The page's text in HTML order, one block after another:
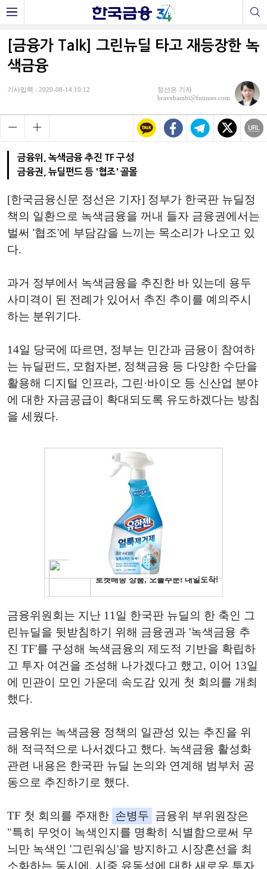
[금융가 Talk] 그린뉴딜 타고 재등장한 녹
색금융
기사입력 : 2020-08-14 10:12
정선은 기자
bravebambi@fntimes.com
금융위, 녹색금융 추진 TF 구성
금융권, 뉴딜펀드 등 '협조' 골몰
[한국금융신문 정선은 기자] 정부가 한국판 뉴딜정
책의 일환으로 녹색금융을 꺼내 들자 금융권에서는
벌써 '협조'에 부담감을 느끼는 목소리가 나오고 있
다.
과거 정부에서 녹색금융을 추진한 바 있는데 용두
사미격이 된 전례가 있어서 추진 추이를 예의주시
하는 분위기다.
14일 당국에 따르면, 정부는 민간과 금융이 참여하
는 뉴딜펀드, 모험자본, 정책금융 등 다양한 수단을
활용해 디지털 인프라, 그린·바이오 등 신산업 분야
에 대한 자금공급이 확대되도록 유도하겠다는 방침
을 세웠다.
금융위원회는 지난 11일 한국판 뉴딜의 한 축인 그
린뉴딜을 뒷받침하기 위해 금융권과 '녹색금융 추
진 TF'를 구성해 녹색금융의 제도적 기반을 확립하
고 투자 여건을 조성해 나가겠다고 했고, 이어 13일
에 민관이 모인 가운데 속도감 있게 첫 회의를 개최
했다.
금융위는 녹색금융 정책의 일관성 있는 추진을 위
해 적극적으로 나서겠다고 했다. 녹색금융 활성화
관련 내용은 한국판 뉴딜 논의와 연계해 범부처 공
동으로 추진하기로 했다.
TF 첫 회의를 주재한 손병두 금융위 부위원장은
"특히 무엇이 녹색인지를 명확히 식별함으로써 무
늬만 녹색인 '그린워싱'을 방지하고 시장혼선을 최
소화하는 동시에, 시중 유동성에 대한 새로운 투자